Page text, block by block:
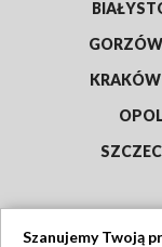
KRAKÓW
Szanujemy Twoją